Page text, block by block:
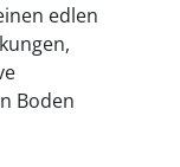
edlen
Boden